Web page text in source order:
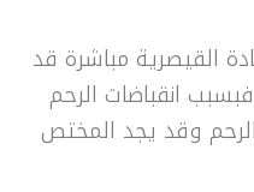
القيصرية مباشرة قد
انقباضات الرحم
وقد يجد المختص